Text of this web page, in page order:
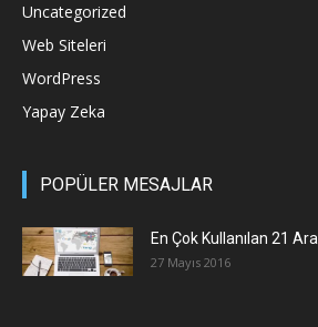
Uncategorized
Web Siteleri
WordPress
Yapay Zeka
POPÜLER MESAJLAR
En Çok Kullanılan 21
27 Mayıs 2016